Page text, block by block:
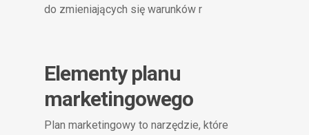
do zmieniających się warunków r
Elementy planu
marketingowego
Plan marketingowy to narzędzie, które